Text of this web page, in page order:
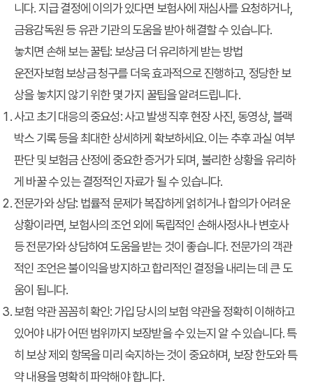
니다. 지급 결정에 이의가 있다면 보험사에 재심사를 요청하거나,
금융감독원 등 유관 기관의 도움을 받아 해결할 수 있습니다.
놓치면 손해 보는 꿀팁: 보상금 더 유리하게 받는 방법
운전자보험 보상금 청구를 더욱 효과적으로 진행하고, 정당한 보
상을 놓치지 않기 위한 몇 가지 꿀팁을 알려드립니다.
사고 초기 대응의 중요성:사고 발생 직후 현장 사진, 동영상, 블랙
박스 기록 등을 최대한 상세하게 확보하세요. 이는 추후 과실 여부
판단 및 보험금 산정에 중요한 증거가 되며, 불리한 상황을 유리하
게 바꿀 수 있는 결정적인 자료가 될 수 있습니다.
전문가와 상담: 법률적 문제가 복잡하게 얽히거나 합의가 어려운
상황이라면, 보험사의 조언 외에 독립적인 손해사정사나 변호사
등 전문가와 상담하여 도움을 받는 것이 좋습니다. 전문가의 객관
적인 조언은 불이익을 방지하고 합리적인 결정을 내리는 데 큰 도
움이 됩니다.
보험 약관 꼼꼼히 확인:가입 당시의 보험 약관을 정확히 이해하고
있어야 내가 어떤 범위까지 보장받을 수 있는지 알 수 있습니다. 특
히 보상 제외 항목을 미리 숙지하는 것이 중요하며, 보장 한도와 특
약 내용을 명확히 파악해야 합니다.